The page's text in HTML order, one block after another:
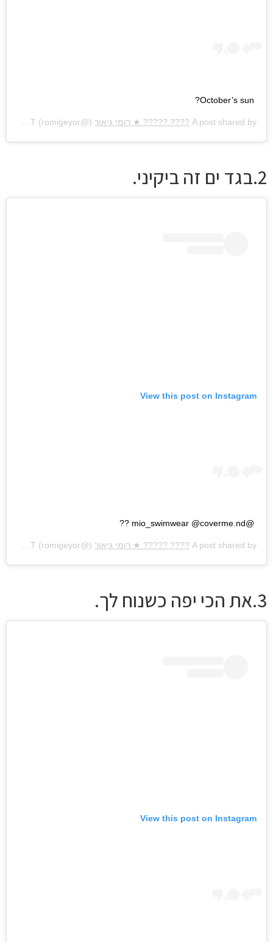
October’s sun?
A post shared by ???? ????? ★ רומי גיאור (@romigeyor) on
Oct 7, 2020 at 6:22am PDT
2.בגד ים זה ביקיני.
View this post on Instagram
@mio_swimwear @coverme.nd ??
A post shared by ???? ????? ★ רומי גיאור (@romigeyor) on
Sep 7, 2020 at 5:58am PDT
3.את הכי יפה כשנוח לך.
View this post on Instagram